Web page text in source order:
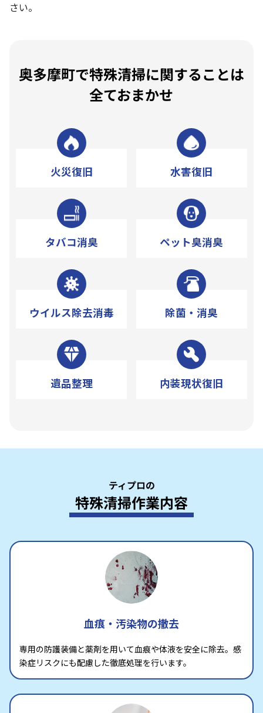
さい。
奥多摩町で特殊清掃に関することは
全ておまかせ
火災復旧 水害復旧
タバコ消臭 ペット臭消臭
ウイルス除去消毒 除菌・消臭
遺品整理 内装現状復旧
ティプロの
特殊清掃作業内容
血痕・汚染物の撤去
専用の防護装備と薬剤を用いて血痕や体液を安全に除去。感
染症リスクにも配慮した徹底処理を行います。